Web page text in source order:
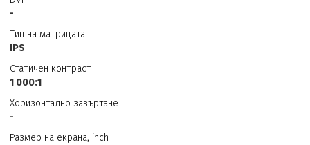
-
Тип на матрицата
IPS
Статичен контраст
1 000:1
Хоризонтално завъртане
-
Размер на екрана, inch